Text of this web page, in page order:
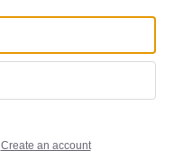
Create an account